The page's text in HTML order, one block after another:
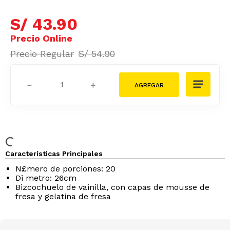
S/ 43.90
S/ 54.90
＋
－
Características Principales
N£mero de porciones: 20
Di metro: 26cm
Bizcochuelo de vainilla, con capas de mousse de
fresa y gelatina de fresa